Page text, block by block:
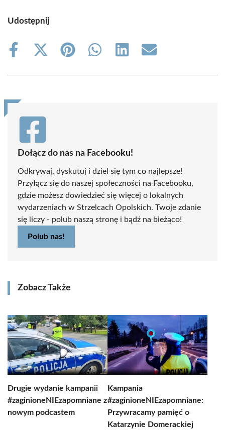
Udostępnij
Share
Share
(Twitter)
Share
Share
Share
Share
Dołącz do nas na Facebooku!
Odkrywaj, dyskutuj i dziel się tym co najlepsze!
Przyłącz się do naszej społeczności na Facebooku,
gdzie możesz dowiedzieć się więcej o lokalnych
wydarzeniach w Strzelcach Opolskich. Twoje zdanie
się liczy - polub naszą stronę i bądź na bieżąco!
Polub nas!
Zobacz Także
Drugie wydanie kampanii
#zaginioneNIEzapomniane z
nowym podcastem
Kampania
#zaginioneNIEzapomniane:
Przywracamy pamięć o
Katarzynie Domerackiej